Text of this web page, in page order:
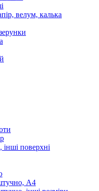
велум, калька
поверхні
А4